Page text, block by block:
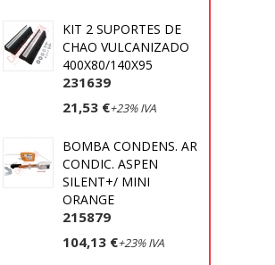
KIT 2 SUPORTES DE
CHAO VULCANIZADO
400X80/140X95
231639
21,53 €+23% IVA
BOMBA CONDENS. AR
CONDIC. ASPEN
SILENT+/ MINI
ORANGE
215879
104,13 €+23% IVA